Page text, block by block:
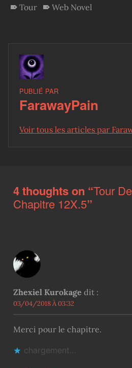
Tour Web Novel
PUBLIÉ PAR
FarawayPain
Voir tous les articles par
4 thoughts on “Tour
Chapitre 12X.5”
Zhexiel Kurokage dit :
03/04/2018 À 03:32
Merci pour le chapitre.
chargement…